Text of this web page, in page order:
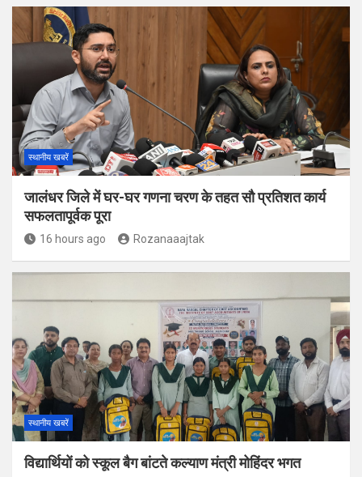
स्थानीय खबरें
जालंधर जिले में घर-घर गणना चरण के तहत सौ प्रतिशत कार्य
सफलतापूर्वक पूरा
16 hours ago Rozanaaajtak
स्थानीय खबरें
विद्यार्थियों को स्कूल बैग बांटते कल्याण मंत्री मोहिंदर भगत